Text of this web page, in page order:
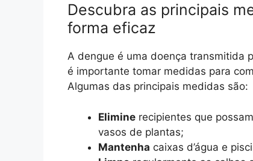
Descubra as principais
forma eficaz
A dengue é uma doença transmitida
é importante tomar medidas para
Algumas das principais medidas são:
Elimine recipientes que
vasos de plantas;
Mantenha caixas d’água e